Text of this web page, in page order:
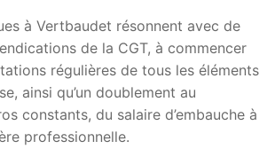
à Vertbaudet résonnent avec de
de la CGT, à commencer
régulières de tous les éléments
ainsi qu’un doublement au
constants, du salaire d’embauche à
professionnelle.